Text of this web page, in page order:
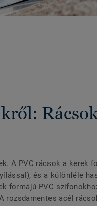
A PVC rácsok a kerek
és a különféle
formájú PVC
rozsdamentes acél